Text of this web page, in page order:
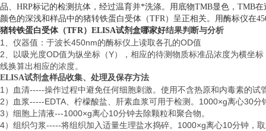
品、HRP标记的检测抗体，经过温育并*洗涤。用底物TMB显色，TMB
颜色的深浅和样品中的猪转铁蛋白受体（TFR）呈正相关。用酶标仪在
猪转铁蛋白受体（TFR）ELISA试剂盒哪家好结果判断与分析
1、仪器值：于波长450nm的酶标仪上读取各孔的OD值
2、以吸光度OD值为纵坐标（Y），相应的待测物质标准品浓度为横坐
线换算出相应的浓度。
ELISA试剂盒样品收集、处理及保存方法
1）血清-----操作过程中避免任何细胞刺激。使用不含热原和内毒素的
2）血浆-----EDTA、柠檬酸盐、肝素血浆可用于检测。1000×g离心30分
3）细胞上清液---1000×g离心10分钟去除颗粒和聚合物。
4）组织匀浆-----将组织加入适量生理盐水捣碎。1000×g离心10分钟，